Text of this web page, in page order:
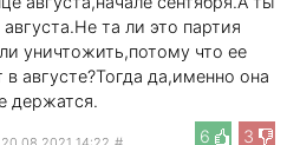
та ли это партия
уничтожить,потому что ее
в августе?Тогда да,именно она
держатся.
6
3